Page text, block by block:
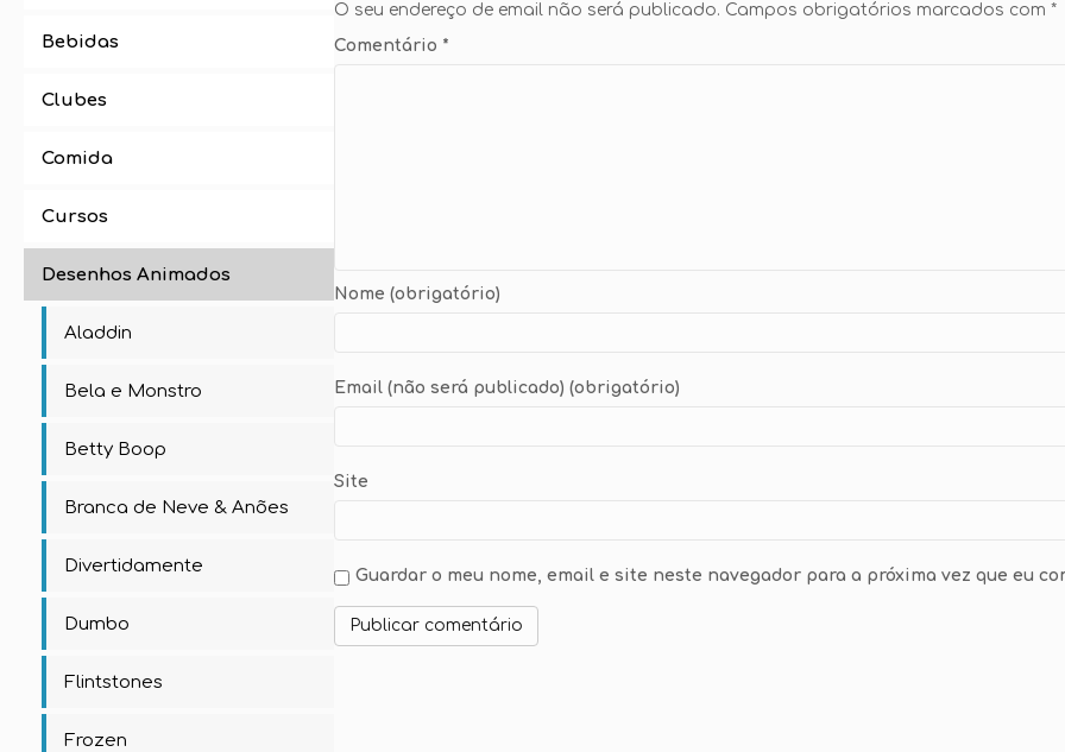
Bebidas
Clubes
Comida
Cursos
Desenhos Animados
Aladdin
Bela e Monstro
Betty Boop
Branca de Neve & Anões
Divertidamente
Dumbo
Flintstones
Frozen
O seu endereço de email não será publicado. Campos obrigatórios marcados com *
Comentário *
Nome (obrigatório)
Email (não será publicado) (obrigatório)
Site
Guardar o meu nome, email e site neste navegador para a próxima vez que eu